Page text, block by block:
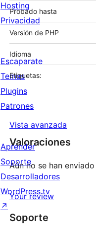
Probado hasta
Versión de PHP
Idioma
Etiquetas:
Vista avanzada
Valoraciones
Aún no se han
Your review
Soporte
Hosting
Privacidad
Escaparate
Temas
Plugins
Patrones
Aprender
Soporte
Desarrolladores
WordPress.tv
↗